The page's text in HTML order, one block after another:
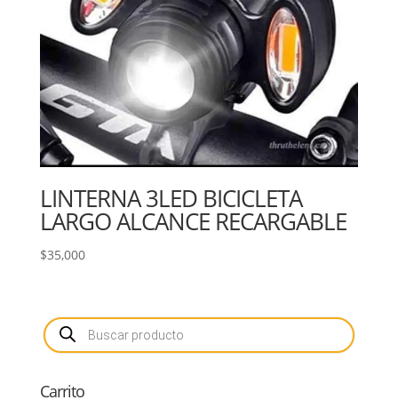
LINTERNA 3LED BICICLETA
LARGO ALCANCE RECARGABLE
$35,000
Búsqueda
de
productos
Carrito